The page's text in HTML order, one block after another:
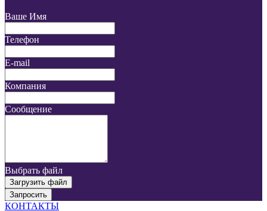
Ваше Имя
Телефон
E-mail
Компания
Сообщение
Выбрать файл
Загрузить файл
Запросить
КОНТАКТЫ